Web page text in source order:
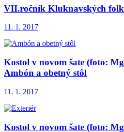
VII.ročník Kluknavských
11. 1. 2017
Kostol v novom šate (foto:
Ambón a obetný stôl
11. 1. 2017
Kostol v novom šate (foto: